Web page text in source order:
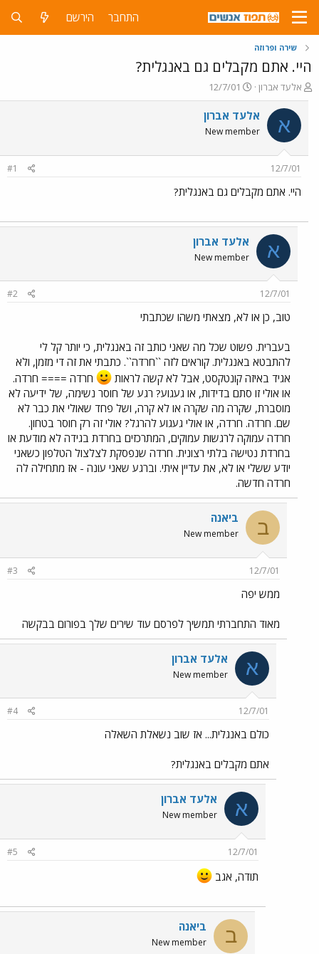
התחבר הירשם
שירה ופרוזה
היי. אתם מקבלים גם באנגלית?
פ
ו
ת
ח
ה
ש
א
אלעד אברון
פ
ו
ר
ם
ר
12/7/01
א אלעד אברון
New member
12/7/01
#1
היי. אתם מקבלים גם באנגלית?
א אלעד אברון
New member
12/7/01
#2
טוב, כן או לא, מצאתי משהו שכתבתי
בעברית. פשוט שכל מה שאני כותב זה באנגלית, כי יותר קל לי
להתבטא באנגלית. קוראים לזה ``חרדה``. כתבתי את זה די מזמן, ולא
אגיד באיזה קונטקסט, אבל לא קשה לראות
חרדה ==== חרדה.
או אולי זו סתם בדידות, או געגוע? רגע של חוסר נשימה, של ידיעה לא
מוסברת, שקרה מה שקרה או לא קרה, ושל פחד שאולי את כבר לא
שם. חרדה. חרדה, או אולי געגוע להרגל? אולי זה רק חוסר בטחון.
חרדה עמוקה לרגשות עמוקים, המתרכזים בחרדת בגידה לא מודעת או
בחרדת נטישה בלתי רצונית. חרדה שנפסקת לצלצול הטלפון כשאני
יודע ששלי או לא, את עדיין איתי. וברגע שאני עונה - אז מתחילה לה
חרדה חדשה.
ב ביאנה
New member
12/7/01
#3
ממש יפה
מאוד התחברתי תמשיך לפרסם עוד שירים שלך בפורום בבקשה
א אלעד אברון
New member
12/7/01
#4
כולם באנגלית... אז שוב נשאלת השאלה
אתם מקבלים באנגלית?
א אלעד אברון
New member
12/7/01
#5
תודה, אגב
ב ביאנה
New member